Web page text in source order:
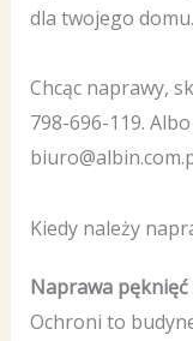
dla twojego domu.
Chcąc naprawy,
798-696-119.
Kiedy należy
Naprawa pęknięć
Ochroni to